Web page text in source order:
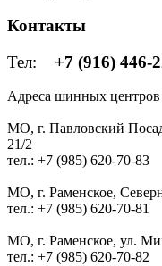
Контакты
Тел: +7 (916) 446-
Адреса шинных
МО, г. Павловский
21/2
тел.: +7 (985) 620-70-83
МО, г. Раменское,
тел.: +7 (985) 620-70-81
МО, г. Раменское, ул.
тел.: +7 (985) 620-70-82